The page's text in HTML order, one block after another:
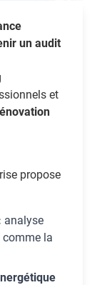
un audit
et
propose
analyse
la